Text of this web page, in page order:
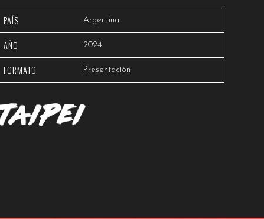
PAÍS Argentina
AÑO 2024
FORMATO Presentación